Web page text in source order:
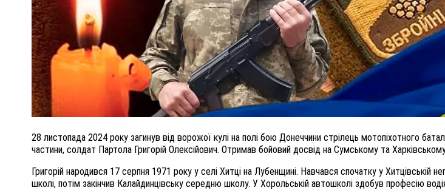
28 листопада 2024 року загинув від ворожої кулі на полі бою Донеччини стрілець мотопіхотного
частини, солдат Партола Григорій Олексійович. Отримав бойовий досвід на Сумському та
Григорій народився 17 серпня 1971 року у селі Хитці на Лубенщині. Навчався спочатку у Хитцівській
школі, потім закінчив Калайдинцівську середню школу. У Хорольській автошколі здобув професію
ПОЛІЦІЯ ПОЛТАВЩИНИ РОЗШУКУЄ 62-РІЧНУ
ЛЮДМИЛУ ТИМЧЕНКО
26 листопада 2025 0
ВНАСЛІДОК ПОРАНЕНЬ,
ПОМЕР ВОЇН ЮРІЙ ВОЙТИК
25 листопада 2025 0